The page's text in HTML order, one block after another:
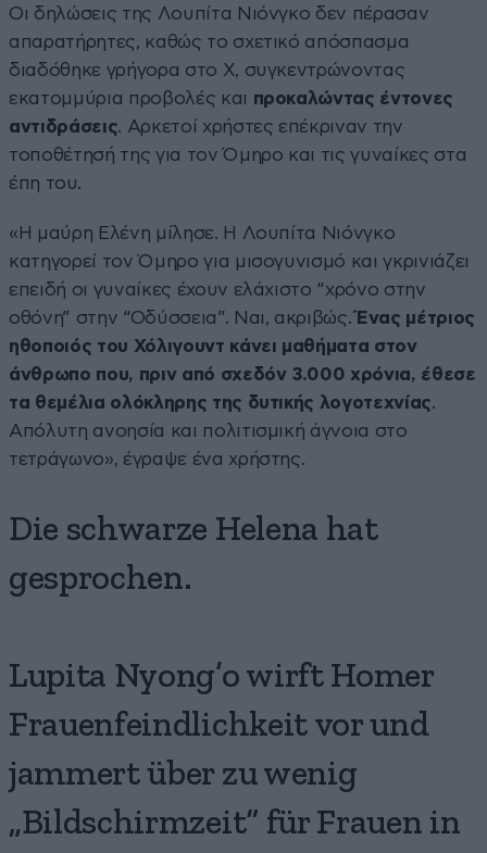
Οι δηλώσεις της Λουπίτα Νιόνγκο δεν πέρασαν
απαρατήρητες, καθώς το σχετικό απόσπασμα
διαδόθηκε γρήγορα στο Χ, συγκεντρώνοντας
εκατομμύρια προβολές και προκαλώντας έντονες
αντιδράσεις. Αρκετοί χρήστες επέκριναν την
τοποθέτησή της για τον Όμηρο και τις γυναίκες στα
έπη του.
«Η μαύρη Ελένη μίλησε. Η Λουπίτα Νιόνγκο
κατηγορεί τον Όμηρο για μισογυνισμό και γκρινιάζει
επειδή οι γυναίκες έχουν ελάχιστο “χρόνο στην
οθόνη” στην “Οδύσσεια”. Ναι, ακριβώς.Ένας μέτριος
ηθοποιός του Χόλιγουντ κάνει μαθήματα στον
άνθρωπο που, πριν από σχεδόν 3.000 χρόνια, έθεσε
τα θεμέλια ολόκληρης της δυτικής λογοτεχνίας.
Απόλυτη ανοησία και πολιτισμική άγνοια στο
τετράγωνο», έγραψε ένα χρήστης.
Die schwarze Helena hat
gesprochen.
Lupita Nyong’o wirft Homer
Frauenfeindlichkeit vor und
jammert über zu wenig
„Bildschirmzeit“ für Frauen in